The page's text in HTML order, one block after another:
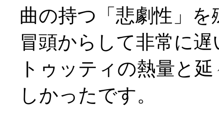
曲の持つ「悲劇性」
冒頭からして非常に遅
トゥッティの熱量と
しかったです。